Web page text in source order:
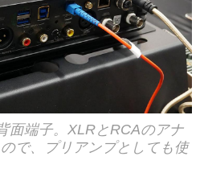
面端子。XLRとRCAのアナ
で、プリアンプとしても使